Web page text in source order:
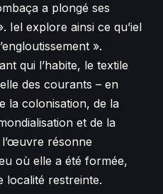
a plongé ses
Iel explore ainsi ce qu’iel
».
qui l’habite, le textile
des courants – en
la colonisation, de la
et de la
résonne
où elle a été formée,
localité restreinte.